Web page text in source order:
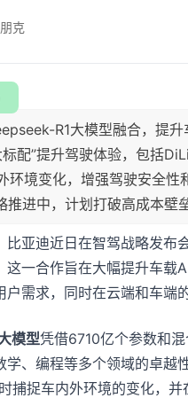
克
R1大模型融合，提
配”提升驾驶体验，包括
环境变化，增强驾驶安全性
推进中，计划打破高成本壁
比亚迪近日在智驾战略发布
这一合作旨在大幅提升车载
户需求，同时在云端和车端
模型凭借6710亿个参数和
学、编程等多个领域的卓越
捕捉车内外环境的变化，